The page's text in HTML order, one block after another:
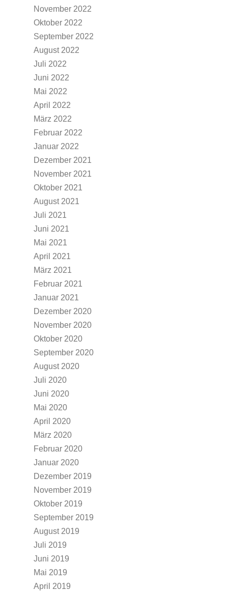
November 2022
Oktober 2022
September 2022
August 2022
Juli 2022
Juni 2022
Mai 2022
April 2022
März 2022
Februar 2022
Januar 2022
Dezember 2021
November 2021
Oktober 2021
August 2021
Juli 2021
Juni 2021
Mai 2021
April 2021
März 2021
Februar 2021
Januar 2021
Dezember 2020
November 2020
Oktober 2020
September 2020
August 2020
Juli 2020
Juni 2020
Mai 2020
April 2020
März 2020
Februar 2020
Januar 2020
Dezember 2019
November 2019
Oktober 2019
September 2019
August 2019
Juli 2019
Juni 2019
Mai 2019
April 2019